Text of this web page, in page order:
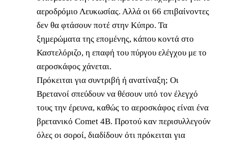
αεροδρόμιο Λευκωσίας. Αλλά οι 66 επιβαίνοντες
δεν θα φτάσουν ποτέ στην Κύπρο. Τα
ξημερώματα της επομένης, κάπου κοντά στο
Καστελόριζο, η επαφή του πύργου ελέγχου με το
αεροσκάφος χάνεται.
Πρόκειται για συντριβή ή ανατίναξη; Οι
Βρετανοί σπεύδουν να θέσουν υπό τον έλεγχό
τους την έρευνα, καθώς το αεροσκάφος είναι ένα
βρετανικό Comet 4Β. Προτού καν περισυλλεγούν
όλες οι σοροί, διαδίδουν ότι πρόκειται για